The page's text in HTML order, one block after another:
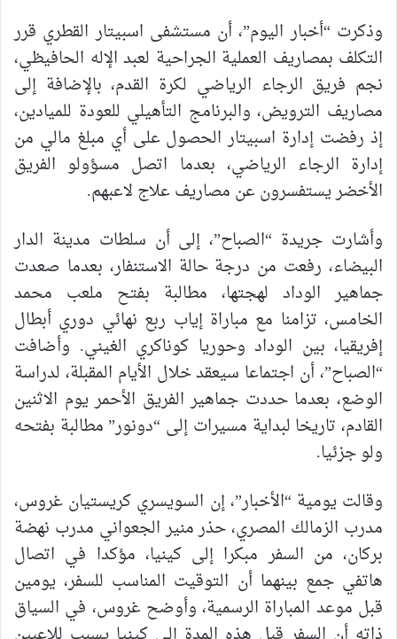
وذكرت “أخبار اليوم”، أن مستشفى اسبيتار القطري قرر
التكلف بمصاريف العملية الجراحية لعبد الإله الحافيظي،
نجم فريق الرجاء الرياضي لكرة القدم، بالإضافة إلى
مصاريف الترويض، والبرنامج التأهيلي للعودة للميادين،
إذ رفضت إدارة اسبيتار الحصول على أي مبلغ مالي من
إدارة الرجاء الرياضي، بعدما اتصل مسؤولو الفريق
الأخضر يستفسرون عن مصاريف علاج لاعبهم.
وأشارت جريدة “الصباح”، إلى أن سلطات مدينة الدار
البيضاء، رفعت من درجة حالة الاستنفار، بعدما صعدت
جماهير الوداد لهجتها، مطالبة بفتح ملعب محمد
الخامس، تزامنا مع مباراة إياب ربع نهائي دوري أبطال
إفريقيا، بين الوداد وحوريا كوناكري الغيني. وأضافت
“الصباح”، أن اجتماعا سيعقد خلال الأيام المقبلة، لدراسة
الوضع، بعدما حددت جماهير الفريق الأحمر يوم الاثنين
القادم، تاريخا لبداية مسيرات إلى “دونور” مطالبة بفتحه
ولو جزئيا.
وقالت يومية “الأخبار”، إن السويسري كريستيان غروس،
مدرب الزمالك المصري، حذر منير الجعواني مدرب نهضة
بركان، من السفر مبكرا إلى كينيا، مؤكدا في اتصال
هاتفي جمع بينهما أن التوقيت المناسب للسفر، يومين
قبل موعد المباراة الرسمية، وأوضح غروس، في السياق